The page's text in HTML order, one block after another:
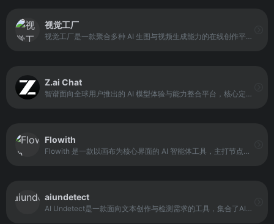
视觉工厂
视觉工厂是一款聚合多种 AI 生图与视频生成能力的在线创作平台。平台将 Nano Banana Pro 等生图模型，以及 Sora、Veo、Grok、通义万象等视频模型统一封装，通过简化操作界面，使非专业用户也能完成图像生成、视频制作与内容改写等任务。
Z.ai Chat
智谱面向全球用户推出的 AI 模型体验与能力整合平台，核心定位是 多模型统一体验与应用开发入口。平台集成了包括 GLM-4.7、GLM-4.6V 在内的多种先进模型，重点提升自然语言理解、生成与多语言处理能力。
Flowith
Flowith 是一款以画布为核心界面的 AI 智能体工具，主打节点式、多线程的人机交互方式。它允许用户在同一画布中创建多个独立节点，每个节点都可以与 AI 进行单独交互，并在需要时彼此关联，从而形成发散又有结构的思考网络。
aiundetect
AI Undetect是一款面向文本创作与检测需求的工具，集合了AI检测消除、AI改写、重述以及反AI检测等功能。它的定位是帮助用户对AI生成文本进行处理，使其更贴近人工写作风格，减少被AI检测工具识别的风险。